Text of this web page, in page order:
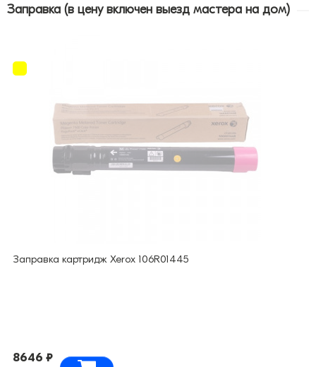
Заправка (в цену включен выезд мастера на дом)
Заправка картридж Xerox 106R01445
8646 ₽